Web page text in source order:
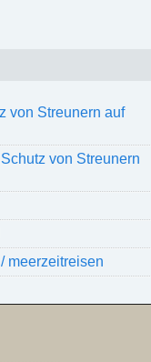
von Streunern auf
von Streunern
meerzeitreisen